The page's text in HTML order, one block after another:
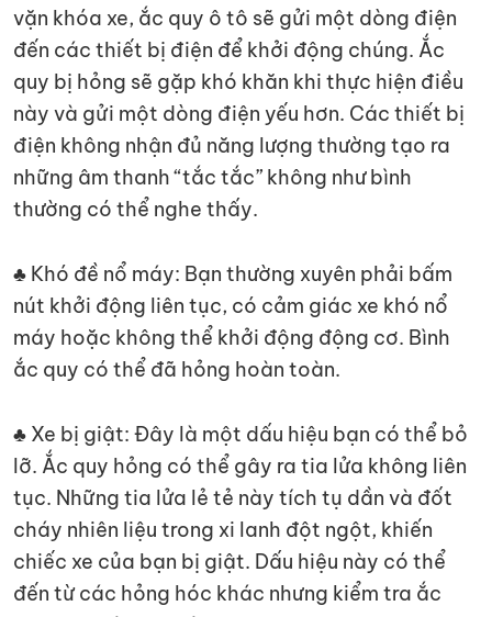
vặn khóa xe, ắc quy ô tô sẽ gửi một dòng điện
đến các thiết bị điện để khởi động chúng. Ắc
quy bị hỏng sẽ gặp khó khăn khi thực hiện điều
này và gửi một dòng điện yếu hơn. Các thiết bị
điện không nhận đủ năng lượng thường tạo ra
những âm thanh “tắc tắc” không như bình
thường có thể nghe thấy.
♣ Khó đề nổ máy: Bạn thường xuyên phải bấm
nút khởi động liên tục, có cảm giác xe khó nổ
máy hoặc không thể khởi động động cơ. Bình
ắc quy có thể đã hỏng hoàn toàn.
♣ Xe bị giật: Đây là một dấu hiệu bạn có thể bỏ
lỡ. Ắc quy hỏng có thể gây ra tia lửa không liên
tục. Những tia lửa lẻ tẻ này tích tụ dần và đốt
cháy nhiên liệu trong xi lanh đột ngột, khiến
chiếc xe của bạn bị giật. Dấu hiệu này có thể
đến từ các hỏng hóc khác nhưng kiểm tra ắc